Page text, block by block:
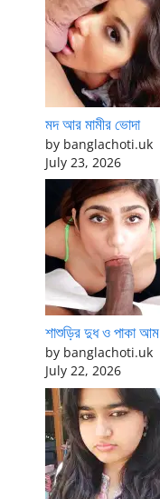
মদ আর মামীর ভোদা
by banglachoti.uk
July 23, 2026
শাশুড়ির দুধ ও পাকা আম
by banglachoti.uk
July 22, 2026